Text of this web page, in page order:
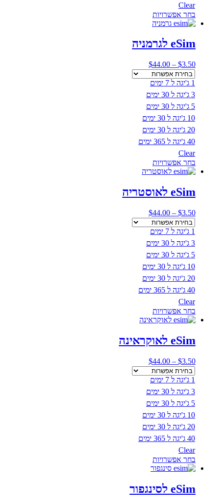
Clear
בחר אפשרויות
זה
מספר
סוגים.
לבחור
את
האפשרויות
בעמוד
eSim לגרמניה
$3.50
–
$44.00 טווח
מחירים:
1 ג'יגה ל 7 ימים
3 ג'יגה ל 30 ימים
5 ג'יגה ל 30 ימים
10 ג'יגה ל 30 ימים
20 ג'יגה ל 30 ימים
40 ג'יגה ל 365 ימים
Clear
בחר אפשרויות
זה
מספר
סוגים.
לבחור
את
האפשרויות
בעמוד
eSim לאוסטריה
$3.50
–
$44.00 טווח
מחירים:
1 ג'יגה ל 7 ימים
3 ג'יגה ל 30 ימים
5 ג'יגה ל 30 ימים
10 ג'יגה ל 30 ימים
20 ג'יגה ל 30 ימים
40 ג'יגה ל 365 ימים
Clear
בחר אפשרויות
זה
מספר
סוגים.
לבחור
את
האפשרויות
בעמוד
eSim לאוקראינה
$3.50
–
$44.00 טווח
מחירים:
1 ג'יגה ל 7 ימים
3 ג'יגה ל 30 ימים
5 ג'יגה ל 30 ימים
10 ג'יגה ל 30 ימים
20 ג'יגה ל 30 ימים
40 ג'יגה ל 365 ימים
Clear
בחר אפשרויות
זה
מספר
סוגים.
eSim לסינגפור